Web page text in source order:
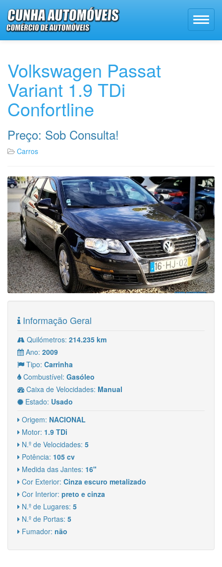
Volkswagen Passat
Variant 1.9 TDi
Confortline
Preço: Sob Consulta!
Carros
Informação Geral
Quilómetros: 214.235 km
Ano: 2009
Tipo: Carrinha
Combustível: Gasóleo
Caixa de Velocidades: Manual
Estado: Usado
Origem: NACIONAL
Motor: 1.9 TDi
N.º de Velocidades: 5
Potência: 105 cv
Medida das Jantes: 16"
Cor Exterior: Cinza escuro metalizado
Cor Interior: preto e cinza
N.º de Lugares: 5
N.º de Portas: 5
Fumador: não